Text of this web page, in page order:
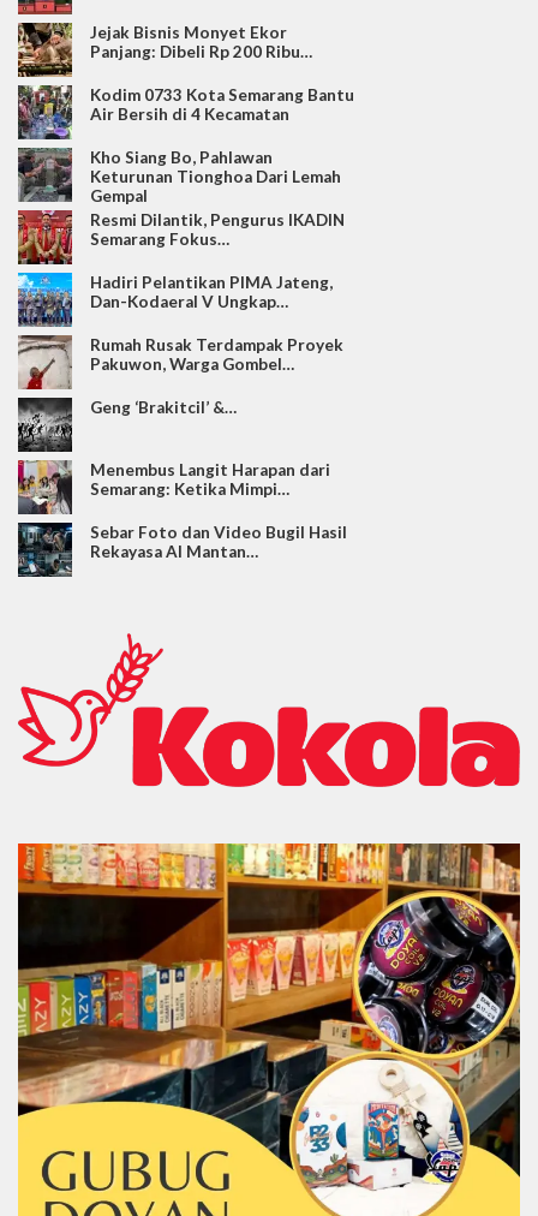
Jejak Bisnis Monyet Ekor
Panjang: Dibeli Rp 200 Ribu…
Kodim 0733 Kota Semarang Bantu
Air Bersih di 4 Kecamatan
Kho Siang Bo, Pahlawan
Keturunan Tionghoa Dari Lemah
Gempal
Resmi Dilantik, Pengurus IKADIN
Semarang Fokus…
Hadiri Pelantikan PIMA Jateng,
Dan-Kodaeral V Ungkap…
Rumah Rusak Terdampak Proyek
Pakuwon, Warga Gombel…
Geng ‘Brakitcil’ &…
Menembus Langit Harapan dari
Semarang: Ketika Mimpi…
Sebar Foto dan Video Bugil Hasil
Rekayasa AI Mantan…